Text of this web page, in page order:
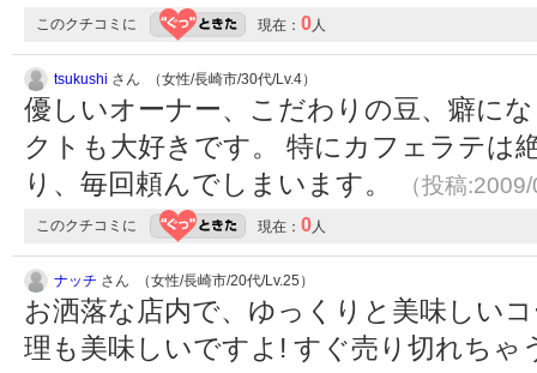
このクチコミに 現在： 0人
tsukushi さん （女性/長崎市/30代/Lv.4）
優しいオーナー、こだわりの豆、癖に
クトも大好きです。 特にカフェラテは
り、毎回頼んでしまいます。
（投稿
このクチコミに 現在： 0人
ナッチ さん （女性/長崎市/20代/Lv.25）
お洒落な店内で、ゆっくりと美味しい
理も美味しいですよ! すぐ売り切れちゃ